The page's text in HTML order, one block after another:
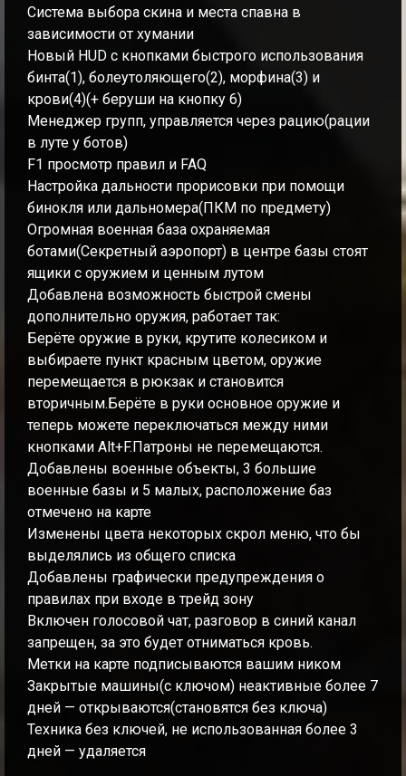
Система выбора скина и места спавна в
зависимости от хумании
Новый HUD с кнопками быстрого использования
бинта(1), болеутоляющего(2), морфина(3) и
крови(4)(+ беруши на кнопку 6)
Менеджер групп, управляется через рацию(рации
в луте у ботов)
F1 просмотр правил и FAQ
Настройка дальности прорисовки при помощи
бинокля или дальномера(ПКМ по предмету)
Огромная военная база охраняемая
ботами(Секретный аэропорт) в центре базы стоят
ящики с оружием и ценным лутом
Добавлена возможность быстрой смены
дополнительно оружия, работает так:
Берёте оружие в руки, крутите колесиком и
выбираете пункт красным цветом, оружие
перемещается в рюкзак и становится
вторичным.Берёте в руки основное оружие и
теперь можете переключаться между ними
кнопками Alt+F.Патроны не перемещаются.
Добавлены военные объекты, 3 большие
военные базы и 5 малых, расположение баз
отмечено на карте
Изменены цвета некоторых скрол меню, что бы
выделялись из общего списка
Добавлены графически предупреждения о
правилах при входе в трейд зону
Включен голосовой чат, разговор в синий канал
запрещен, за это будет отниматься кровь.
Метки на карте подписываются вашим ником
Закрытые машины(с ключом) неактивные более 7
дней — открываются(становятся без ключа)
Техника без ключей, не использованная более 3
дней — удаляется